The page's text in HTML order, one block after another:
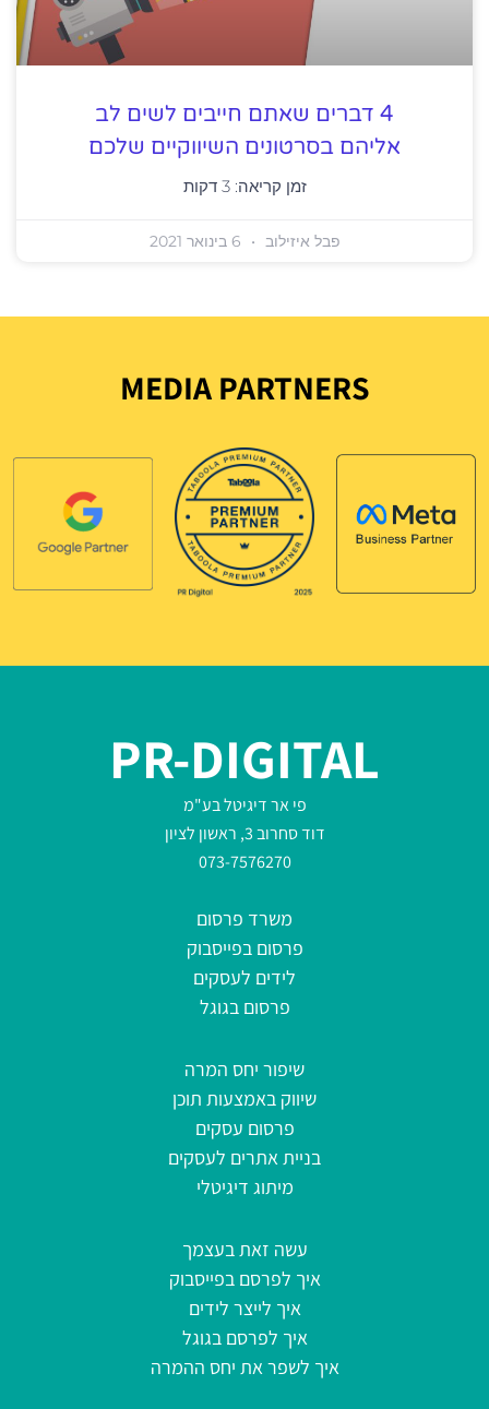
4 דברים שאתם חייבים לשים לב
אליהם בסרטונים השיווקיים שלכם
זמן קריאה:3 דקות
פבל איזילוב
MEDIA PARTNERS
PR-DIGITAL
פי אר דיגיטל בע"מ
דוד סחרוב 3, ראשון לציון
073-7576270
משרד פרסום
פרסום בפייסבוק
לידים לעסקים
פרסום בגוגל
שיפור יחס המרה
שיווק באמצעות תוכן
פרסום עסקים
בניית אתרים לעסקים
מיתוג דיגיטלי
עשה זאת בעצמך
איך לפרסם בפייסבוק
איך לייצר לידים
איך לפרסם בגוגל
איך לשפר את יחס ההמרה